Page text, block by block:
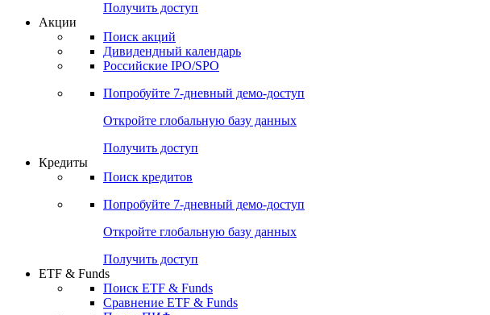
Получить доступ
Акции
Поиск акций
Дивидендный календарь
Российские IPO/SPO
Попробуйте 7-дневный демо-доступ
Откройте глобальную базу данных
Получить доступ
Кредиты
Поиск кредитов
Попробуйте 7-дневный демо-доступ
Откройте глобальную базу данных
Получить доступ
ETF & Funds
Поиск ETF & Funds
Сравнение ETF & Funds